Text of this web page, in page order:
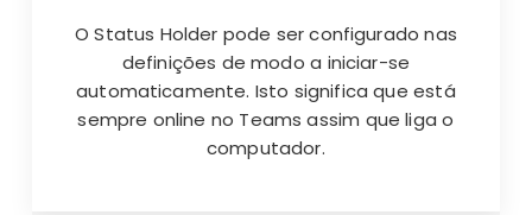
O Status Holder pode ser configurado nas
definições de modo a iniciar-se
automaticamente. Isto significa que está
sempre online no Teams assim que liga o
computador.